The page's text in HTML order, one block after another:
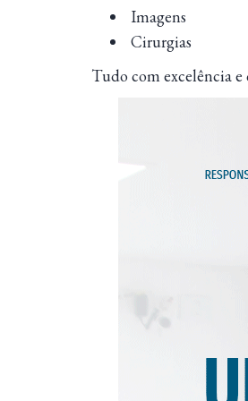
Imagens
Cirurgias
Tudo com excelência